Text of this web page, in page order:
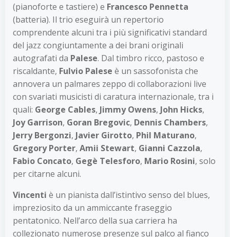
(pianoforte e tastiere) e Francesco Pennetta
(batteria). Il trio eseguirà un repertorio
comprendente alcuni tra i più significativi standard
del jazz congiuntamente a dei brani originali
autografati da Palese. Dal timbro ricco, pastoso e
riscaldante, Fulvio Palese è un sassofonista che
annovera un palmares zeppo di collaborazioni live
con svariati musicisti di caratura internazionale, tra i
quali: George Cables, Jimmy Owens, John Hicks,
Joy Garrison, Goran Bregovic, Dennis Chambers,
Jerry Bergonzi, Javier Girotto, Phil Maturano,
Gregory Porter, Amii Stewart, Gianni Cazzola,
Fabio Concato, Gegè Telesforo, Mario Rosini, solo
per citarne alcuni.
Vincenti è un pianista dall’istintivo senso del blues,
impreziosito da un ammiccante fraseggio
pentatonico. Nell’arco della sua carriera ha
collezionato numerose presenze sul palco al fianco